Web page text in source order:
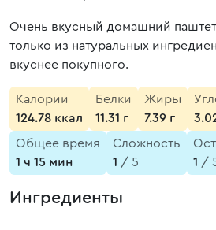
Очень вкусный домашний
только из натуральных
вкуснее покупного.
Калории
124.78 ккал
Белки
11.31 г
Жиры
7.39 г
Общее время
1 ч 15 мин
Сложность
1 / 5
1 /
Ингредиенты